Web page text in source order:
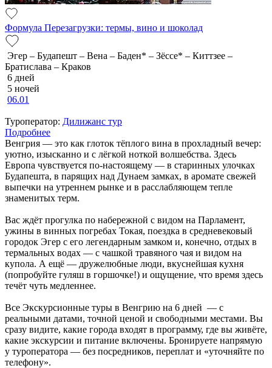
Формула Перезагрузки: термы, вино и шоколад
Эгер – Будапешт – Вена – Баден* – Зёссе* – Киттзее –
Братислава – Краков
6 дней
5 ночей
06.01
Туроператор: Дилижанс тур
Подробнее
Венгрия — это как глоток тёплого вина в прохладный вечер:
уютно, изысканно и с лёгкой ноткой волшебства. Здесь
Европа чувствуется по-настоящему — в старинных улочках
Будапешта, в парящих над Дунаем замках, в аромате свежей
выпечки на утреннем рынке и в расслабляющем тепле
знаменитых терм.
Вас ждёт прогулка по набережной с видом на Парламент,
ужины в винных погребах Токая, поездка в средневековый
городок Эгер с его легендарным замком и, конечно, отдых в
термальных водах — с чашкой травяного чая и видом на
купола. А ещё — дружелюбные люди, вкуснейшая кухня
(попробуйте гуляш в горшочке!) и ощущение, что время здесь
течёт чуть медленнее.
Все Экскурсионные туры в Венгрию на 6 дней — с
реальными датами, точной ценой и свободными местами. Вы
сразу видите, какие города входят в программу, где вы живёте,
какие экскурсии и питание включены. Бронируете напрямую
у туроператора — без посредников, переплат и «уточняйте по
телефону».